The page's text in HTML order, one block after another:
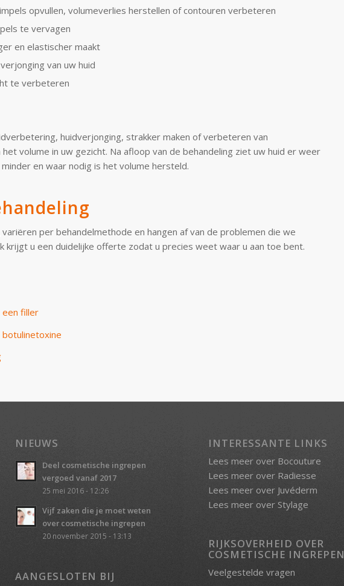
opvullen, volumeverlies herstellen of contouren verbeteren
te vervagen
en elastischer maakt
van uw huid
te verbeteren
huidverjonging, strakker maken of verbeteren van
volume in uw gezicht. Na afloop van de behandeling ziet uw huid er weer
en waar nodig is het volume hersteld.
per behandelmethode en hangen af van de problemen die we
krijgt u een duidelijke offerte zodat u precies weet waar u aan toe bent.
een filler
botulinetoxine
NIEUWS
Deel cosmetische ingrepen
vergoed vanaf 2017
25 mei 2016 - 12:26
Vijf zaken die je moet weten
over cosmetische ingrepen
20 november 2015 - 13:13
AANGESLOTEN BIJ
INTERESSANTE LINKS
Lees meer over Bocouture
Lees meer over Radiesse
Lees meer over Juvéderm
Lees meer over Stylage
RIJKSOVERHEID OVER
COSMETISCHE INGREPEN
Veelgestelde vragen